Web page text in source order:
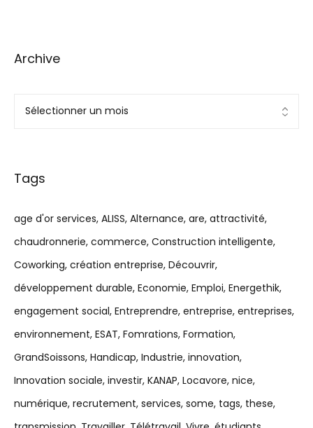
Archive
Tags
age d'or services ALISS Alternance are attractivité
chaudronnerie commerce Construction intelligente
Coworking création entreprise Découvrir
développement durable Economie Emploi Energethik
engagement social Entreprendre entreprise entreprises
environnement ESAT Fomrations Formation
GrandSoissons Handicap Industrie innovation
Innovation sociale investir KANAP Locavore nice
numérique recrutement services some tags these